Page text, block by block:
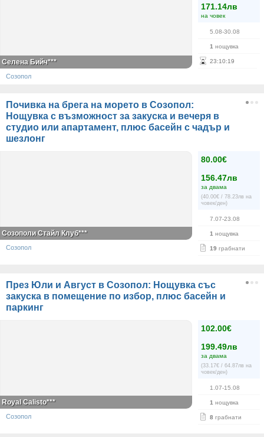
171.14лв
на човек
5.08-30.08
1 нощувка
23:10:19
Селена Бийч***
Созопол
Почивка на брега на морето в Созопол:
Нощувка с възможност за закуска и вечеря в
студио или апартамент, плюс басейн с чадър и
шезлонг
80.00€
156.47лв
за двама
(40.00€ / 78.23лв на
човек/ден)
7.07-23.08
1 нощувка
19 грабнати
Созополи Стайл Клуб***
Созопол
През Юли и Август в Созопол: Нощувка със
закуска в помещение по избор, плюс басейн и
паркинг
102.00€
199.49лв
за двама
(33.17€ / 64.87лв на
човек/ден)
1.07-15.08
1 нощувка
8 грабнати
Royal Calisto***
Созопол